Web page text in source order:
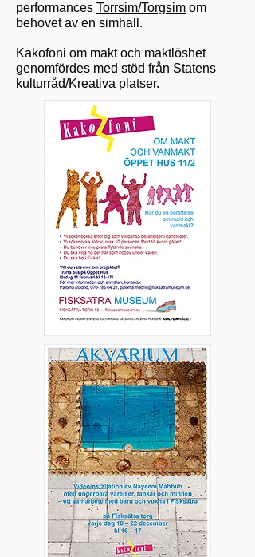
performances Torrsim/Torgsim om
behovet av en simhall.
Kakofoni om makt och maktlöshet
genomfördes med stöd från Statens
kulturråd/Kreativa platser.